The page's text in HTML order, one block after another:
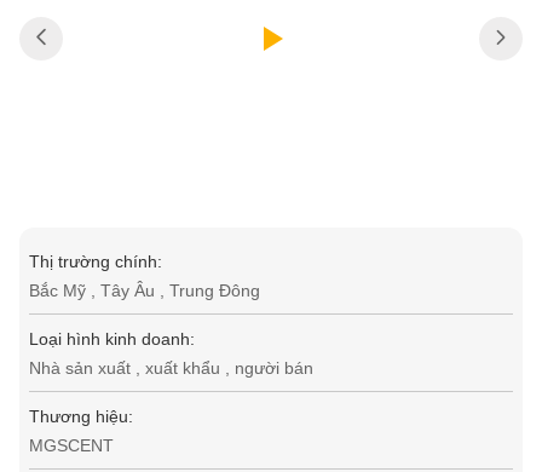
Thị trường chính:
Bắc Mỹ , Tây Âu , Trung Đông
Loại hình kinh doanh:
Nhà sản xuất , xuất khẩu , người bán
Thương hiệu:
MGSCENT